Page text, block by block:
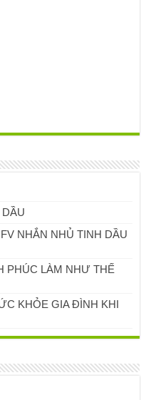
NHẮN NHỦ TINH DẦU
PHÚC LÀM NHƯ THẾ
KHỎE GIA ĐÌNH KHI